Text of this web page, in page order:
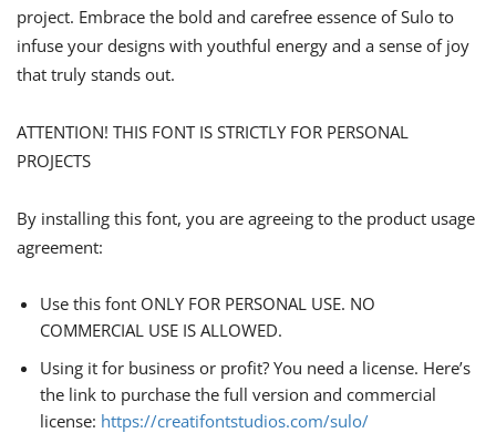
project. Embrace the bold and carefree essence of Sulo to
infuse your designs with youthful energy and a sense of joy
that truly stands out.
ATTENTION! THIS FONT IS STRICTLY FOR PERSONAL
PROJECTS
By installing this font, you are agreeing to the product usage
agreement:
Use this font ONLY FOR PERSONAL USE. NO
COMMERCIAL USE IS ALLOWED.
Using it for business or profit? You need a license. Here’s
the link to purchase the full version and commercial
license: https://creatifontstudios.com/sulo/